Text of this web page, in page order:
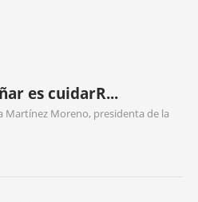
es cuidarR...
Martínez Moreno, presidenta de la